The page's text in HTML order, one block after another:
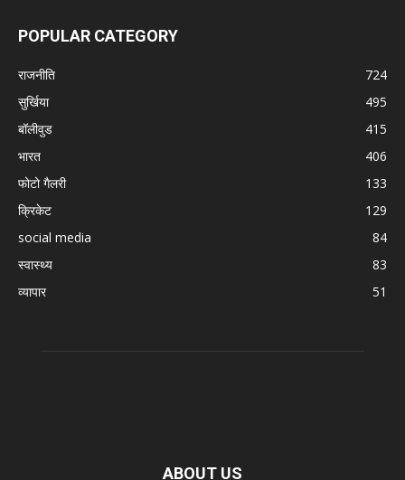
POPULAR CATEGORY
राजनीति
724
सुर्खिया
495
बॉलीवुड
415
भारत
406
फोटो गैलरी
133
क्रिकेट
129
social media
84
स्वास्थ्य
83
व्यापार
51
ABOUT US